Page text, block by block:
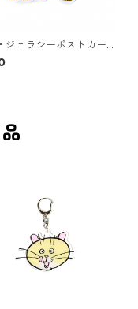
ジェラシーポストカー
ルド